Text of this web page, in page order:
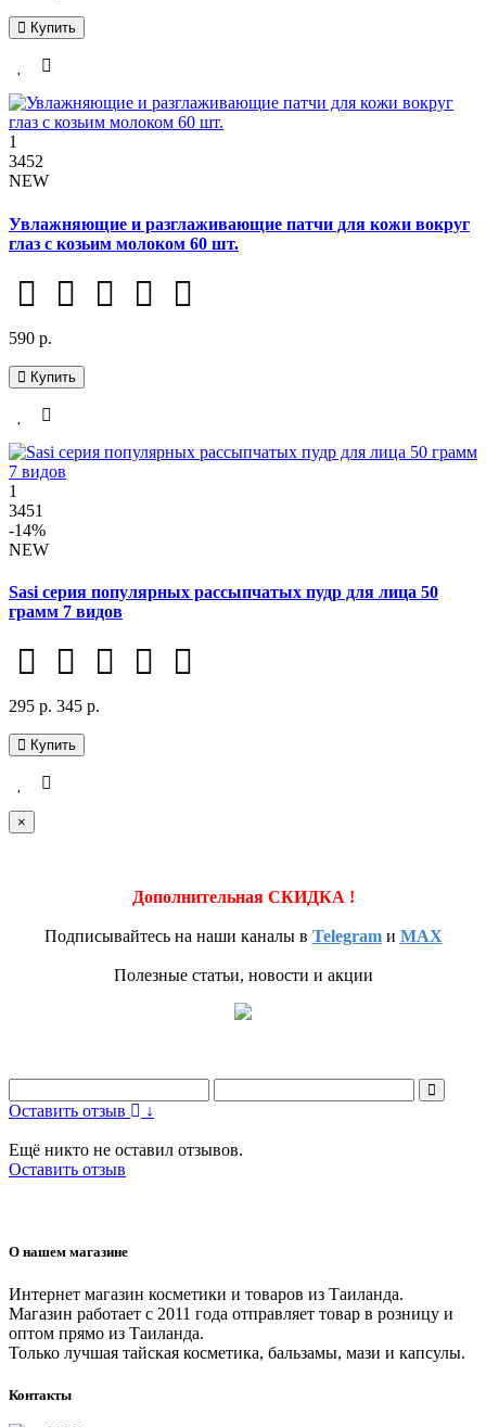
Купить
1
3452
NEW
Увлажняющие и разглаживающие патчи для кожи вокруг
глаз с козьим молоком 60 шт.
590 р.
Купить
1
3451
-14%
NEW
Sasi серия популярных рассыпчатых пудр для лица 50
грамм 7 видов
295 р. 345 р.
Купить
×
Дополнительная СКИДКА !
Подписывайтесь на наши каналы в Telegramи MAX
Полезные статьи, новости и акции
Оставить отзыв ↓
Ещё никто не оставил отзывов.
Оставить отзыв
О нашем магазине
Интернет магазин косметики и товаров из Таиланда.
Магазин работает с 2011 года отправляет товар в розницу и
оптом прямо из Таиланда.
Только лучшая тайская косметика, бальзамы, мази и капсулы.
Контакты